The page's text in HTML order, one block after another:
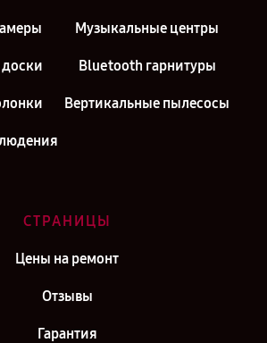
Музыкальные центры
Bluetooth гарнитуры
Вертикальные пылесосы
СТРАНИЦЫ
Цены на ремонт
Отзывы
Гарантия